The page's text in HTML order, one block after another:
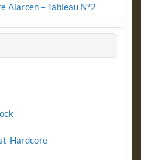
Alarcen – Tableau N°2
Hardcore